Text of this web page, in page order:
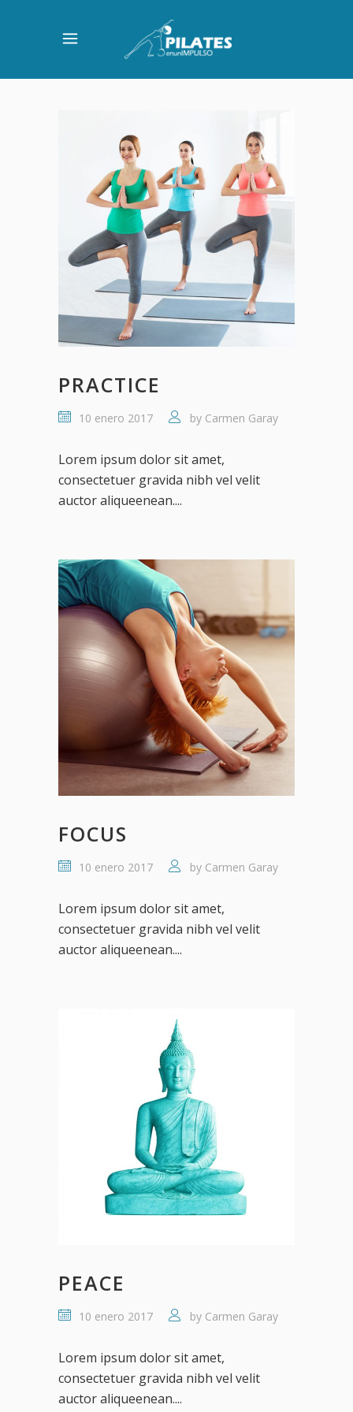
PRACTICE
10 enero 2017 by Carmen Garay
Lorem ipsum dolor sit amet,
consectetuer gravida nibh vel velit
auctor aliqueenean....
FOCUS
10 enero 2017 by Carmen Garay
Lorem ipsum dolor sit amet,
consectetuer gravida nibh vel velit
auctor aliqueenean....
PEACE
10 enero 2017 by Carmen Garay
Lorem ipsum dolor sit amet,
consectetuer gravida nibh vel velit
auctor aliqueenean....